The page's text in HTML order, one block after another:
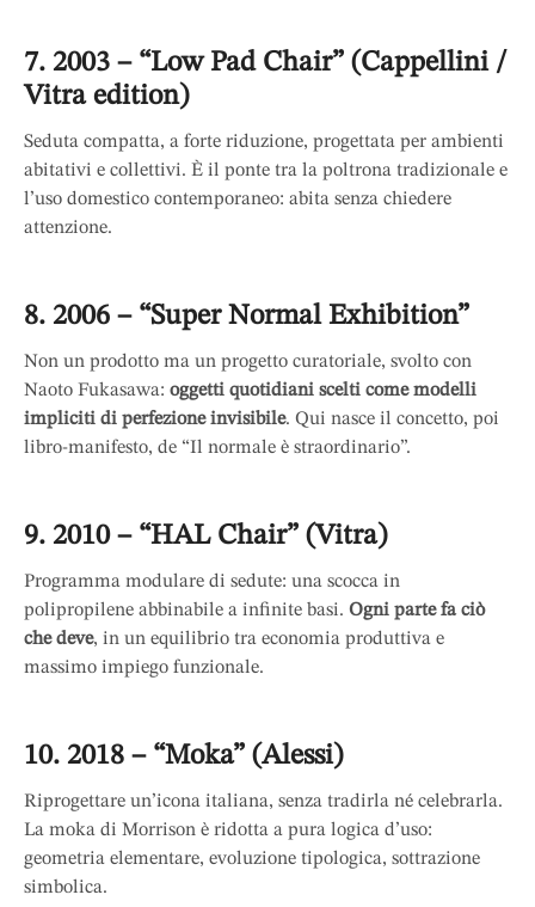
7. 2003 – “Low Pad Chair” (Cappellini /
Vitra edition)
Seduta compatta, a forte riduzione, progettata per ambienti
abitativi e collettivi. È il ponte tra la poltrona tradizionale e
l’uso domestico contemporaneo: abita senza chiedere
attenzione.
8. 2006 – “Super Normal Exhibition”
Non un prodotto ma un progetto curatoriale, svolto con
Naoto Fukasawa: oggetti quotidiani scelti come modelli
impliciti di perfezione invisibile. Qui nasce il concetto, poi
libro-manifesto, de “Il normale è straordinario”.
9. 2010 – “HAL Chair” (Vitra)
Programma modulare di sedute: una scocca in
polipropilene abbinabile a infinite basi. Ogni parte fa ciò
che deve, in un equilibrio tra economia produttiva e
massimo impiego funzionale.
10. 2018 – “Moka” (Alessi)
Riprogettare un’icona italiana, senza tradirla né celebrarla.
La moka di Morrison è ridotta a pura logica d’uso:
geometria elementare, evoluzione tipologica, sottrazione
simbolica.